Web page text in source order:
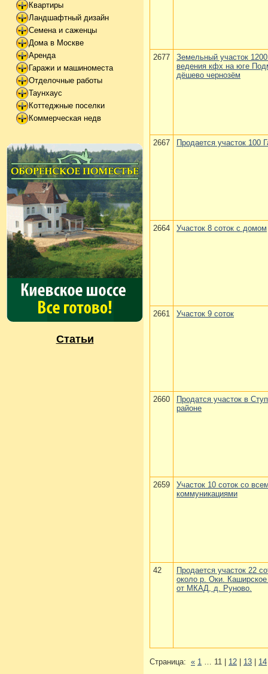
Квартиры
Ландшафтный дизайн
Семена и саженцы
Дома в Москве
Аренда
Гаражи и машиноместа
Отделочные работы
Таунхаус
Коттеджные поселки
Коммерческая недв
Статьи
2677
Земельный участок
ведения кфх на юге
дёшево чернозём
2667 Продается участок 100
2664 Участок 8 соток с домом
2661 Участок 9 соток
2660
Продатся участок в
районе
2659
Участок 10 соток со
коммуникациями
42
Продается участок 22
около р. Оки.
от МКАД, д. Руново.
Страница: « 1 … 11 | 12 13 14